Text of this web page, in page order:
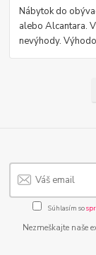
Nábytok do
alebo Alcantara.
nevýhody.
Súhlasím so
Nezmeškajte naše